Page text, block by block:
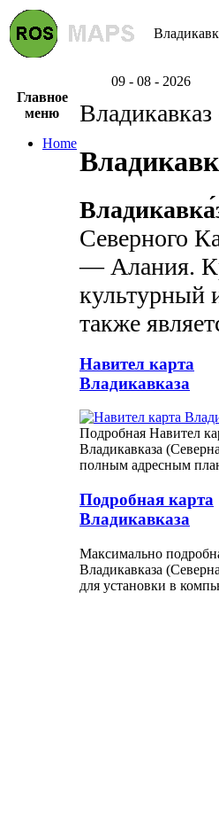
09 - 08 - 2026
Главное
меню
Home
Владикавказ
Северного
— Алания.
культурный
также
Навител карта
Владикавказа
Подробная Навител
Владикавказа
полным адресным
Подробная карта
Владикавказа
Максимально
Владикавказа
для установки в